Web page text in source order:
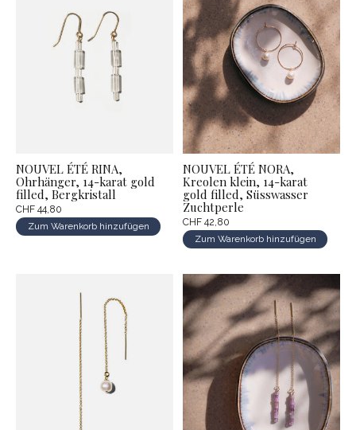
NOUVEL ÉTÉ RINA,
Ohrhänger, 14-karat gold
filled, Bergkristall
CHF 44,80
Zum Warenkorb hinzufügen
NOUVEL ÉTÉ NORA,
Kreolen klein, 14-karat
gold filled, Süsswasser
Zuchtperle
CHF 42,80
Zum Warenkorb hinzufügen